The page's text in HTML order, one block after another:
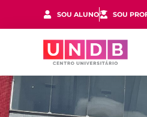
SOU ALUNO SOU